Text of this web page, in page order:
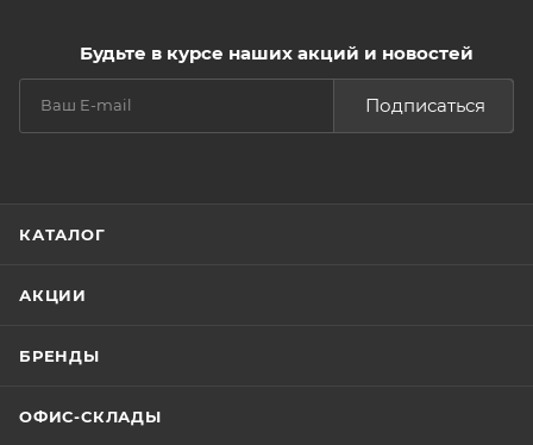
Будьте в курсе наших акций и новостей
Подписаться
КАТАЛОГ
АКЦИИ
БРЕНДЫ
ОФИС-СКЛАДЫ